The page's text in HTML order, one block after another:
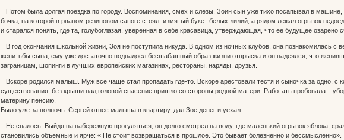
Потом была долгая поездка по городу. Воспоминания, смех и слезы. Зоин сын уже тихо посапывал в машине,
бочка, на которой в рваном резиновом сапоге стоял измятый букет белых лилий, а рядом лежал огрызок
и старался понять, где та, голубоглазая, уверенная в себе красавица, утверждающая, что её будущее
В год окончания школьной жизни, Зоя не поступила никуда. В одном из ночных клубов, она познакомилась
женитьбы сына, ему уже достаточно поднадоел бесшабашный образ жизни отпрыска и он надеялся, что
заграницам, шопинги в лучших европейских магазинах, рестораны, наряды, друзья.
Вскоре родился малыш. Муж все чаще стал пропадать где-то. Вскоре арестовали тестя и сыночка за одно, с
существования, без крыши над головой спасение пришло со стороны родной матери. Работать пробовала –
материну пенсию.
Было уже за полночь. Сергей отнес малыша в квартиру, дал Зое денег и уехал.
Не спалось. Выйдя на набережную прогуляться, он долго смотрел на воду, где маленький огрызок яблока,
становились объёмные и ярче: « Не стоит возвращаться в прошлое. Это бывает болезненно и бессмысленно».